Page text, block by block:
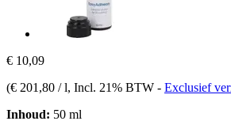
€ 10,09
(€ 201,80 / l, Incl. 21% BTW - Exclusief
Inhoud: 50 ml